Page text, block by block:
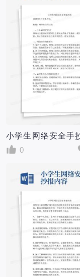
0